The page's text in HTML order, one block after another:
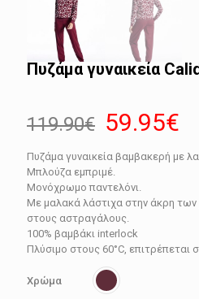
Πυζάμα γυναικεία
119.90€ Original
price
was:
119.90€.
59.95€
Πυζάμα γυναικεία βαμβακερή με
Μπλούζα εμπριμέ.
Μονόχρωμο παντελόνι.
Με μαλακά λάστιχα στην άκρη των
στους αστραγάλους.
100% βαμβάκι interlock
Πλύσιμο στους 60°C, επιτρέπεται
Χρώμα